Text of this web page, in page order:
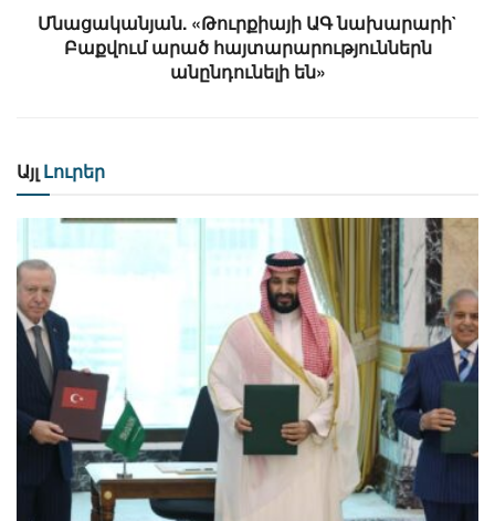
Մնացականյան. «Թուրքիայի ԱԳ նախարարի`
Բաքվում արած հայտարարություններն
անընդունելի են»
Այլ Լուրեր